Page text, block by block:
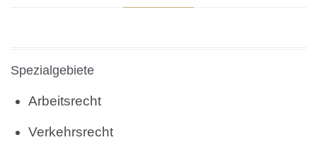
Spezialgebiete
Arbeitsrecht
Verkehrsrecht